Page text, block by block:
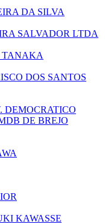
DA SILVA
SALVADOR LTDA
TANAKA
DOS SANTOS
DEMOCRATICO
DE BREJO
KAWASSE